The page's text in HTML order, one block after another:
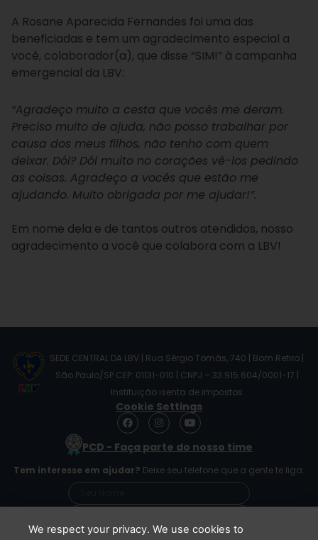
A Rosane Aparecida Fernandes foi uma das
beneficiadas e tem um agradecimento especial a
você, colaborador(a), que disse “SIM!” à campanha
emergencial da LBV:
“Agradeço muito a cesta que vocês me deram.
Preciso muito de ajuda, não posso trabalhar por
causa dos meus filhos, não tenho com quem
deixar. Dói? Dói muito no corações vê-los pedindo
as coisas. Agradeço a vocês que estão me
ajudando. Muito obrigada por me ajudar!”.
Em nome dela e de tantos outros atendidos, nosso
agradecimento a você que colabora com a LBV!
SEDE CENTRAL DA LBV | Rua Sérgio Tomás, 740 | Bom Retiro |
São Paulo/SP CEP: 01131-010 | CNPJ – 33.915.604/0001-17 |
Instituição isenta de impostos
Cookie Settings
F
a
e
o
o
I
n
s
t
g
r
m
Y
o
t
b
e
PCD - Faça parte do nosso time
Tem interesse em ajudar? Deixe seu telefone que a gente te liga.
We respect your privacy. We use cookies to